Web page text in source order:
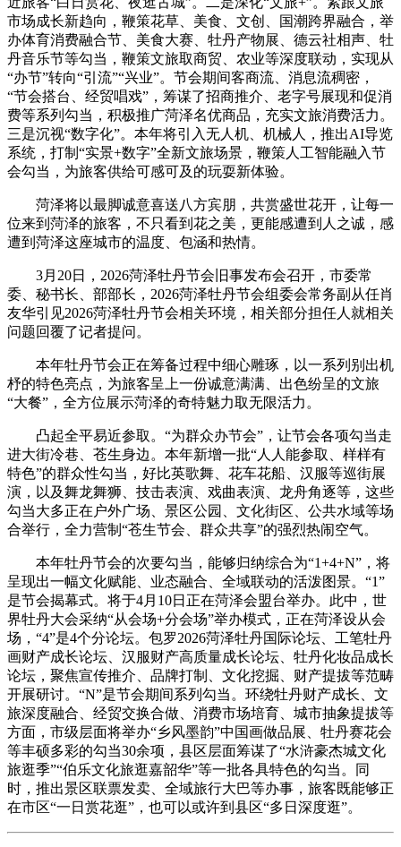
市场成长新趋向，鞭策花草、美食、文创、国潮跨界融合，举
办体育消费融合节、美食大赛、牡丹产物展、德云社相声、牡
丹音乐节等勾当，鞭策文旅取商贸、农业等深度联动，实现从
“办节”转向“引流”“兴业”。节会期间客商流、消息流稠密，
“节会搭台、经贸唱戏”，筹谋了招商推介、老字号展现和促消
费等系列勾当，积极推广菏泽名优商品，充实文旅消费活力。
三是沉视“数字化”。本年将引入无人机、机械人，推出AI导览
系统，打制“实景+数字”全新文旅场景，鞭策人工智能融入节
会勾当，为旅客供给可感可及的玩耍新体验。
菏泽将以最脚诚意喜送八方宾朋，共赏盛世花开，让每一
位来到菏泽的旅客，不只看到花之美，更能感遭到人之诚，感
遭到菏泽这座城市的温度、包涵和热情。
3月20日，2026菏泽牡丹节会旧事发布会召开，市委常
委、秘书长、部部长，2026菏泽牡丹节会组委会常务副从任肖
友华引见2026菏泽牡丹节会相关环境，相关部分担任人就相关
问题回覆了记者提问。
本年牡丹节会正在筹备过程中细心雕琢，以一系列别出机
杼的特色亮点，为旅客呈上一份诚意满满、出色纷呈的文旅
“大餐”，全方位展示菏泽的奇特魅力取无限活力。
凸起全平易近参取。“为群众办节会”，让节会各项勾当走
进大街冷巷、苍生身边。本年新增一批“人人能参取、样样有
特色”的群众性勾当，好比英歌舞、花车花船、汉服等巡街展
演，以及舞龙舞狮、技击表演、戏曲表演、龙舟角逐等，这些
勾当大多正在户外广场、景区公园、文化街区、公共水域等场
合举行，全力营制“苍生节会、群众共享”的强烈热闹空气。
本年牡丹节会的次要勾当，能够归纳综合为“1+4+N”，将
呈现出一幅文化赋能、业态融合、全域联动的活泼图景。“1”
是节会揭幕式。将于4月10日正在菏泽会盟台举办。此中，世
界牡丹大会采纳“从会场+分会场”举办模式，正在菏泽设从会
场，“4”是4个分论坛。包罗2026菏泽牡丹国际论坛、工笔牡丹
画财产成长论坛、汉服财产高质量成长论坛、牡丹化妆品成长
论坛，聚焦宣传推介、品牌打制、文化挖掘、财产提拔等范畴
开展研讨。“N”是节会期间系列勾当。环绕牡丹财产成长、文
旅深度融合、经贸交换合做、消费市场培育、城市抽象提拔等
方面，市级层面将举办“乡风墨韵”中国画做品展、牡丹赛花会
等丰硕多彩的勾当30余项，县区层面筹谋了“水浒豪杰城文化
旅逛季”“伯乐文化旅逛嘉韶华”等一批各具特色的勾当。同
时，推出景区联票发卖、全域旅行大巴等办事，旅客既能够正
在市区“一日赏花逛”，也可以或许到县区“多日深度逛”。